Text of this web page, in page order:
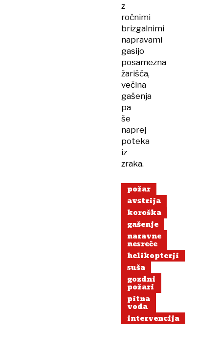
z
ročnimi
brizgalnimi
napravami
gasijo
posamezna
žarišča,
večina
gašenja
pa
še
naprej
poteka
iz
zraka.
požar
avstrija
koroška
gašenje
naravne
nesreče
helikopterji
suša
gozdni
požari
pitna
voda
intervencija